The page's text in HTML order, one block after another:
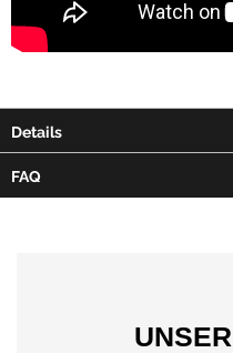
Details
FAQ